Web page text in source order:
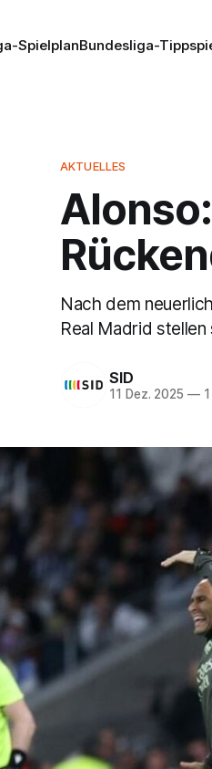
SpielplanBundesliga-
AKTUELLES
Nach dem
Real Madrid
SID
11 Dez. 2025 —1